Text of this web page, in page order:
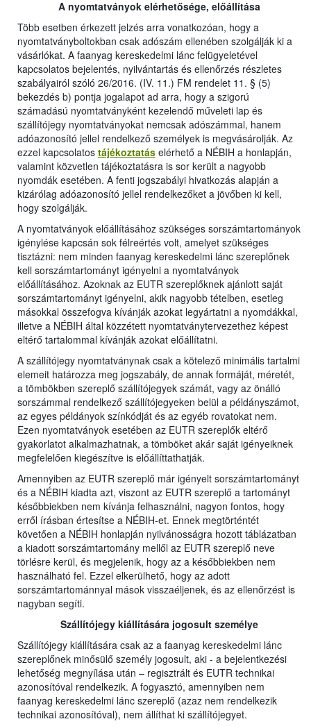
A nyomtatványok elérhetősége, előállítása
Több esetben érkezett jelzés arra vonatkozóan, hogy a
nyomtatványboltokban csak adószám ellenében szolgálják ki a
vásárlókat. A faanyag kereskedelmi lánc felügyeletével
kapcsolatos bejelentés, nyilvántartás és ellenőrzés részletes
szabályairól szóló 26/2016. (IV. 11.) FM rendelet 11. § (5)
bekezdés b) pontja jogalapot ad arra, hogy a szigorú
számadású nyomtatványként kezelendő műveleti lap és
szállítójegy nyomtatványokat nemcsak adószámmal, hanem
adóazonosító jellel rendelkező személyek is megvásárolják. Az
ezzel kapcsolatos tájékoztatás elérhető a NÉBIH a honlapján,
valamint közvetlen tájékoztatásra is sor került a nagyobb
nyomdák esetében. A fenti jogszabályi hivatkozás alapján a
kizárólag adóazonosító jellel rendelkezőket a jövőben ki kell,
hogy szolgálják.
A nyomtatványok előállításához szükséges sorszámtartományok
igénylése kapcsán sok félreértés volt, amelyet szükséges
tisztázni: nem minden faanyag kereskedelmi lánc szereplőnek
kell sorszámtartományt igényelni a nyomtatványok
előállításához. Azoknak az EUTR szereplőknek ajánlott saját
sorszámtartományt igényelni, akik nagyobb tételben, esetleg
másokkal összefogva kívánják azokat legyártatni a nyomdákkal,
illetve a NÉBIH által közzétett nyomtatványtervezethez képest
eltérő tartalommal kívánják azokat előállítatni.
A szállítójegy nyomtatványnak csak a kötelező minimális tartalmi
elemeit határozza meg jogszabály, de annak formáját, méretét,
a tömbökben szereplő szállítójegyek számát, vagy az önálló
sorszámmal rendelkező szállítójegyeken belül a példányszámot,
az egyes példányok színkódját és az egyéb rovatokat nem.
Ezen nyomtatványok esetében az EUTR szereplők eltérő
gyakorlatot alkalmazhatnak, a tömböket akár saját igényeiknek
megfelelően kiegészítve is előállíttathatják.
Amennyiben az EUTR szereplő már igényelt sorszámtartományt
és a NÉBIH kiadta azt, viszont az EUTR szereplő a tartományt
későbbiekben nem kívánja felhasználni, nagyon fontos, hogy
erről írásban értesítse a NÉBIH-et. Ennek megtörténtét
követően a NÉBIH honlapján nyilvánosságra hozott táblázatban
a kiadott sorszámtartomány mellől az EUTR szereplő neve
törlésre kerül, és megjelenik, hogy az a későbbiekben nem
használható fel. Ezzel elkerülhető, hogy az adott
sorszámtartománnyal mások visszaéljenek, és az ellenőrzést is
nagyban segíti.
Szállítójegy kiállítására jogosult személye
Szállítójegy kiállítására csak az a faanyag kereskedelmi lánc
szereplőnek minősülő személy jogosult, aki - a bejelentkezési
lehetőség megnyílása után – regisztrált és EUTR technikai
azonosítóval rendelkezik. A fogyasztó, amennyiben nem
faanyag kereskedelmi lánc szereplő (azaz nem rendelkezik
technikai azonosítóval), nem állíthat ki szállítójegyet.